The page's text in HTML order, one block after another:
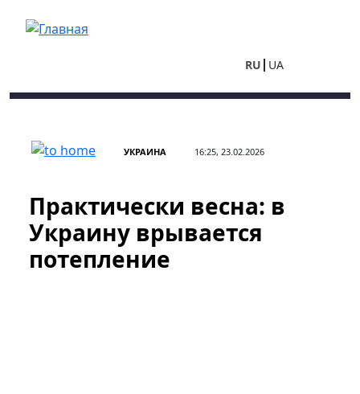
RU UA
УКРАИНА 16:25, 23.02.2026
Практически весна: в
Украину врывается
потепление